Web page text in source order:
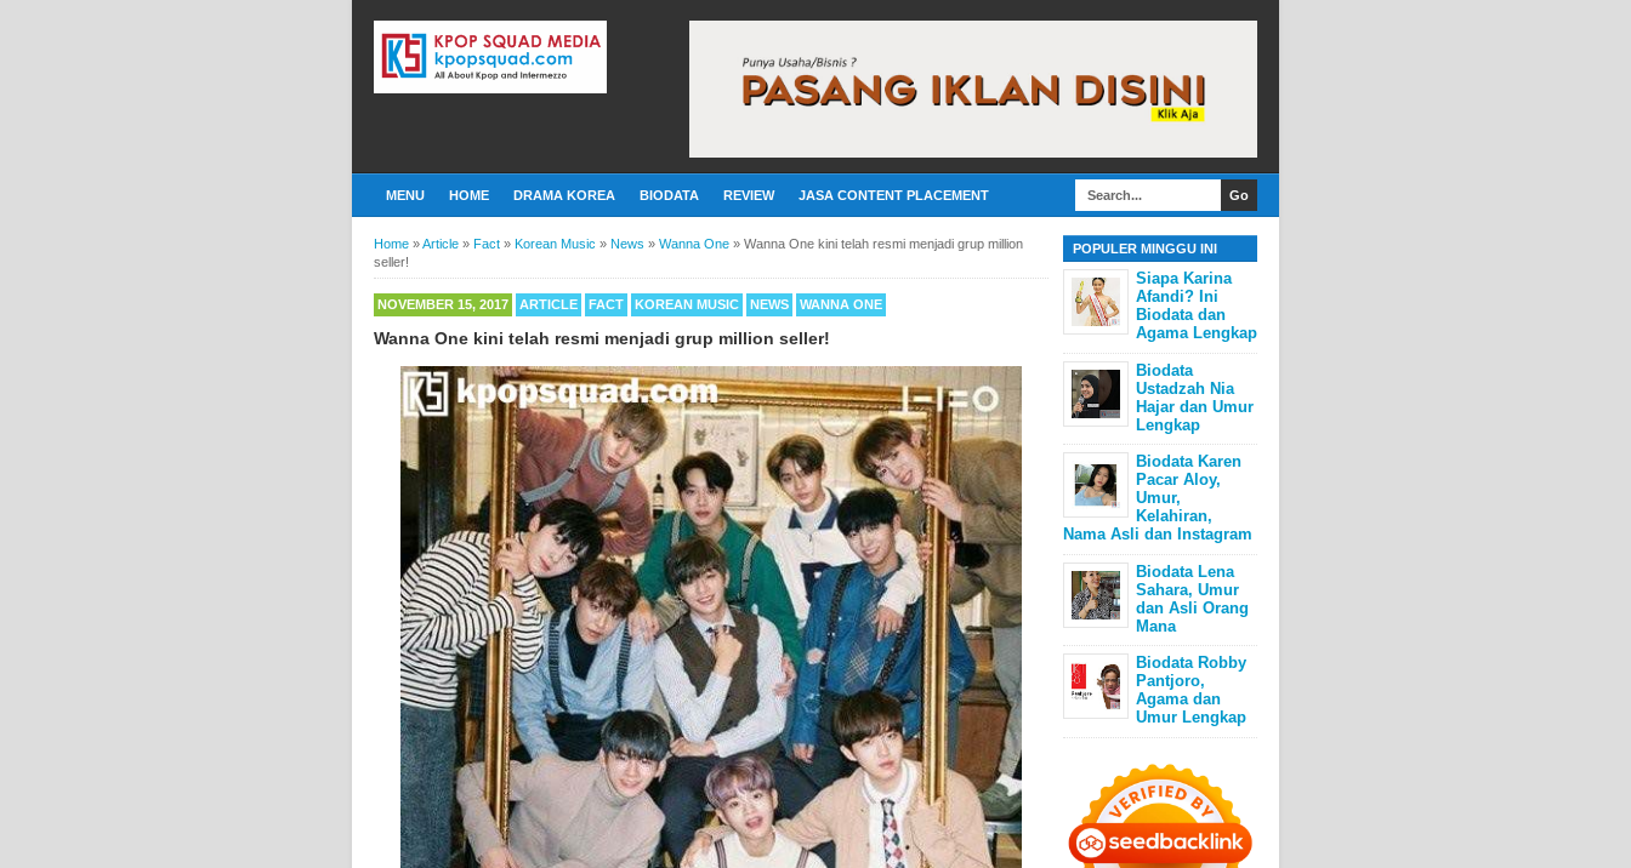
MENU HOME DRAMA KOREA BIODATA REVIEW JASA CONTENT PLACEMENT
Home »Article » Fact » Korean Music » News » Wanna One » Wanna One kini telah resmi menjadi grup million
seller!
NOVEMBER 15, 2017 ARTICLE FACT KOREAN MUSIC NEWS WANNA ONE
Wanna One kini telah resmi menjadi grup million seller!
POPULER MINGGU INI
Siapa Karina
Afandi? Ini
Biodata dan
Agama Lengkap
Biodata
Ustadzah Nia
Hajar dan Umur
Lengkap
Biodata Karen
Pacar Aloy,
Umur,
Kelahiran,
Nama Asli dan Instagram
Biodata Lena
Sahara, Umur
dan Asli Orang
Mana
Biodata Robby
Pantjoro,
Agama dan
Umur Lengkap